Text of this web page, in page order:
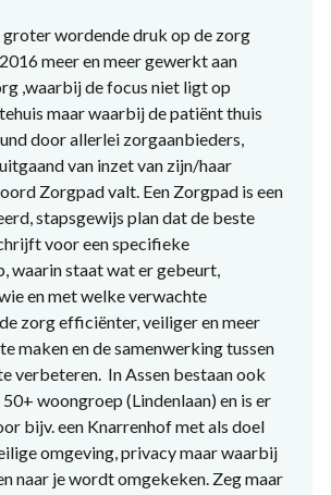
groter wordende druk op de zorg
meer en meer gewerkt aan
,waarbij de focus niet ligt op
maar waarbij de patiënt thuis
door allerlei zorgaanbieders,
van inzet van zijn/haar
Zorgpad valt. Een Zorgpad is een
stapsgewijs plan dat de beste
voor een specifieke
waarin staat wat er gebeurt,
en met welke verwachte
zorg efficiënter, veiliger en meer
maken en de samenwerking tussen
verbeteren. In Assen bestaan ook
woongroep (Lindenlaan) en is er
bijv. een Knarrenhof met als doel
omgeving, privacy maar waarbij
naar je wordt omgekeken. Zeg maar